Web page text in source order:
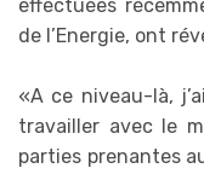
effectuées
de l’Energie, ont
«A ce niveau-là,
travailler avec le
parties prenantes